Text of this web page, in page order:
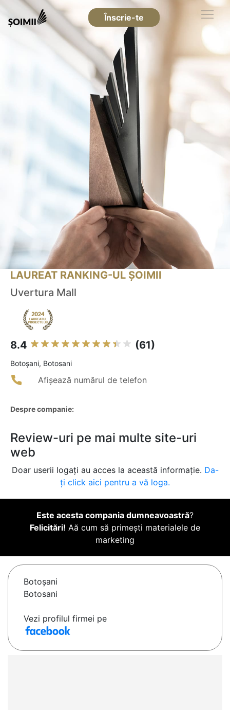
Înscrie-te
LAUREAT RANKING-UL ȘOIMII
Uvertura Mall
8.4 (61)
Botoşani, Botosani
Afișează numărul de telefon
Despre companie:
Review-uri pe mai multe site-uri
web
Doar userii logați au acces la această informație. Da-
ți click aici pentru a vă loga.
Este acesta compania dumneavoastră?
Felicitări! Aă cum să primești materialele de
marketing
Botoşani
Botosani
Vezi profilul firmei pe